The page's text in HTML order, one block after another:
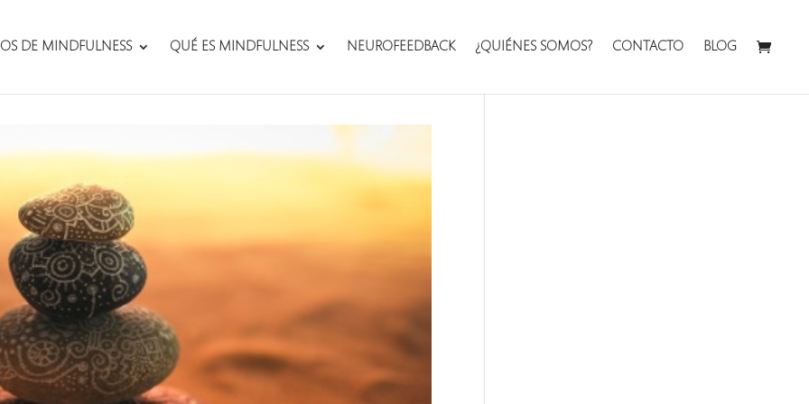
DE MINDFULNESS QUÉ ES MINDFULNESS NEUROFEEDBACK ¿QUIÉNES SOMOS? CONTACTO BLOG